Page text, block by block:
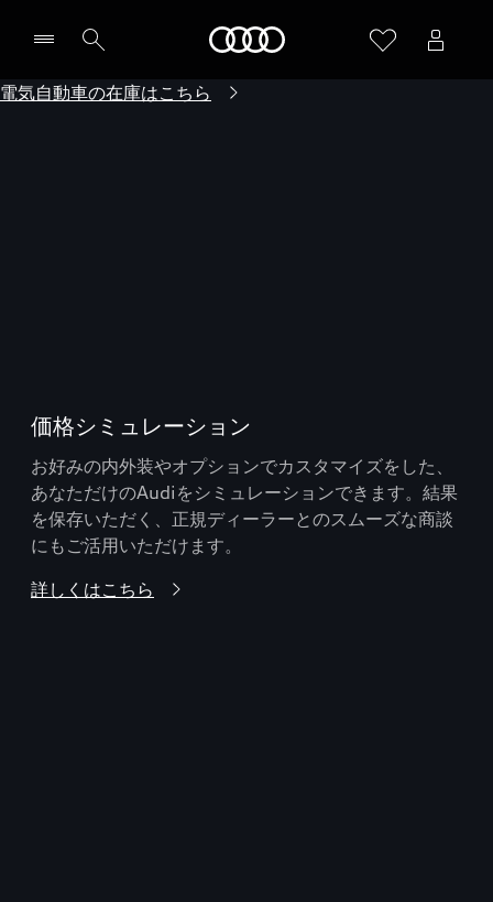
電気自動車の在庫はこちら
価格シミュレーション
お好みの内外装やオプションでカスタマイズをした、
あなただけのAudiをシミュレーションできます。結果
を保存いただく、正規ディーラーとのスムーズな商談
にもご活用いただけます。
詳しくはこちら